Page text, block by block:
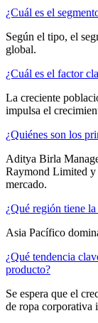
¿Cuál es el
Según el tipo, el
global.
¿Cuál es el factor
La creciente
impulsa el
¿Quiénes son los
Aditya Birla
Raymond Limited y
mercado.
¿Qué región tiene
Asia Pacífico
¿Qué tendencia
producto?
Se espera que el
de ropa corporativa